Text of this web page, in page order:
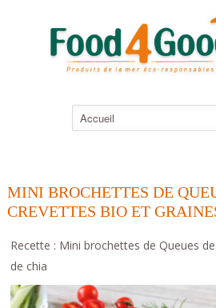
MINI BROCHETTES DE
CREVETTES BIO ET
Recette : Mini brochettes de Queues
de chia